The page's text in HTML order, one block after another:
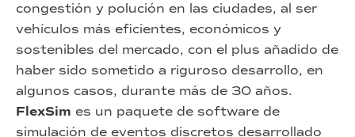
congestión y polución en las ciudades, al ser
vehículos más eficientes, económicos y
sostenibles del mercado, con el plus añadido de
haber sido sometido a riguroso desarrollo, en
algunos casos, durante más de 30 años.
FlexSim es un paquete de software de
simulación de eventos discretos desarrollado